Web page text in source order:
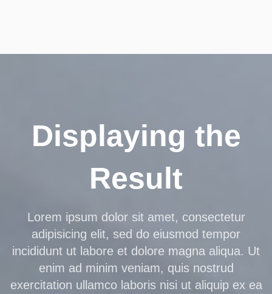
Displaying the
Result
Lorem ipsum dolor sit amet, consectetur
adipisicing elit, sed do eiusmod tempor
incididunt ut labore et dolore magna aliqua. Ut
enim ad minim veniam, quis nostrud
exercitation ullamco laboris nisi ut aliquip ex ea